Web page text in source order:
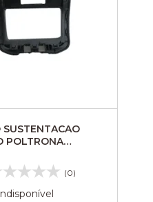
SUSTENTACAO
POLTRONA
(0)